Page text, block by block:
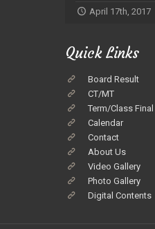
April 17th, 2017
Quick Links
Board Result
CT/MT
Term/Class Final
Calendar
Contact
About Us
Video Gallery
Photo Gallery
Digital Contents